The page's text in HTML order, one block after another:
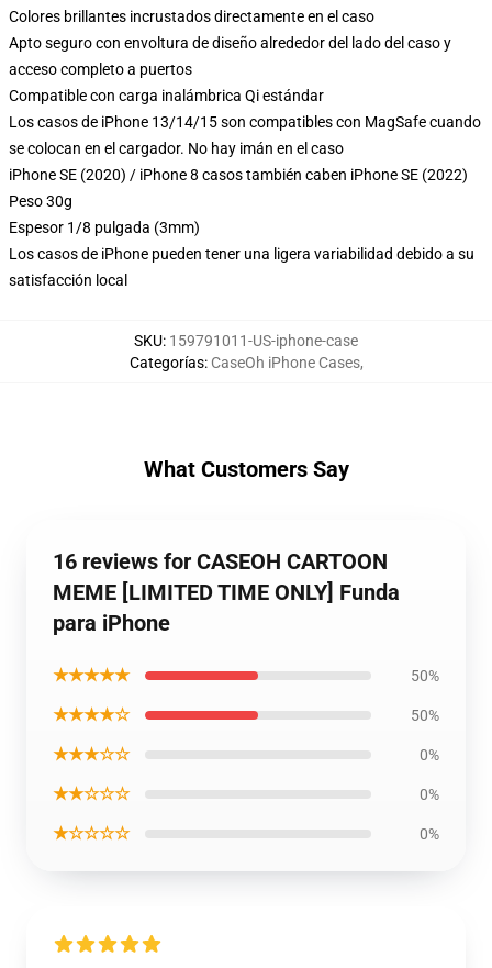
Colores brillantes incrustados directamente en el caso
Apto seguro con envoltura de diseño alrededor del lado del caso y
acceso completo a puertos
Compatible con carga inalámbrica Qi estándar
Los casos de iPhone 13/14/15 son compatibles con MagSafe cuando
se colocan en el cargador. No hay imán en el caso
iPhone SE (2020) / iPhone 8 casos también caben iPhone SE (2022)
Peso 30g
Espesor 1/8 pulgada (3mm)
Los casos de iPhone pueden tener una ligera variabilidad debido a su
satisfacción local
SKU: 159791011-US-iphone-case
Categorías: CaseOh iPhone Cases,
What Customers Say
16 reviews for CASEOH CARTOON
MEME [LIMITED TIME ONLY] Funda
para iPhone
★★★★★ 50%
★★★★☆ 50%
★★★☆☆ 0%
★★☆☆☆ 0%
★☆☆☆☆ 0%